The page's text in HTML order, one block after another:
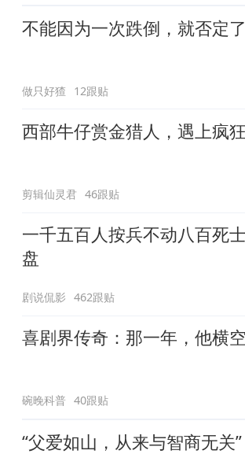
不能因为一次跌倒，就否定
做只好猹 12跟贴
西部牛仔赏金猎人，遇上疯
剪辑仙灵君 46跟贴
一千五百人按兵不动八百死
盘
剧说侃影 462跟贴
喜剧界传奇：那一年，他横
碗晚科普 40跟贴
“父爱如山，从来与智商无关”